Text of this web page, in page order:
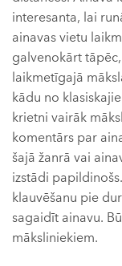
interesanta, lai
ainavas vietu
galvenokārt
laikmetīgajā
kādu no
krietni vairāk
komentārs par
šajā žanrā vai
izstādi
klauvēšanu pie
sagaidīt ainavu.
māksliniekiem.